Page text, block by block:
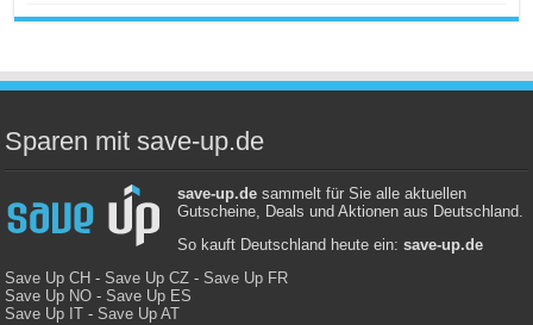
Sparen mit save-up.de
save-up.desammelt für Sie alle aktuellen
Gutscheine, Deals und Aktionen aus Deutschland.
So kauft Deutschland heute ein: save-up.de
Save Up CH -Save Up CZ -Save Up FR
Save Up NO -Save Up ES
Save Up IT -Save Up AT